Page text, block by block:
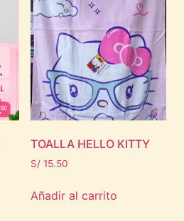
TOALLA HELLO KITTY
S/15.50
Añadir al carrito